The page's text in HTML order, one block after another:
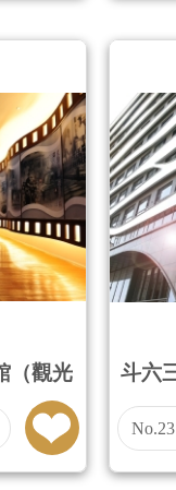
（觀光
斗六